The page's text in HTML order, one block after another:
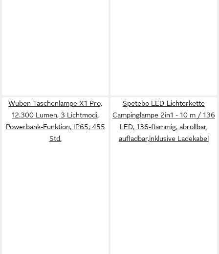
Wuben Taschenlampe X1 Pro,
12.300 Lumen, 3 Lichtmodi,
Powerbank-Funktion, IP65, 455
Std.
Spetebo LED-Lichterkette
Campinglampe 2in1 - 10 m / 136
LED, 136-flammig, abrollbar,
aufladbar,inklusive Ladekabel